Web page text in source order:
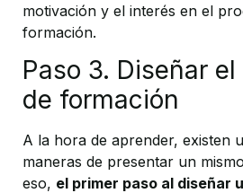
motivación y el interés en el
formación.
Paso 3. Diseñar
de formación
A la hora de aprender, existen
maneras de presentar un
eso, el primer paso al diseñar